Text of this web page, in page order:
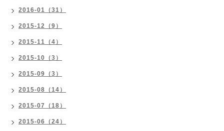
2016-01（31）
2015-12（9）
2015-11（4）
2015-10（3）
2015-09（3）
2015-08（14）
2015-07（18）
2015-06（24）